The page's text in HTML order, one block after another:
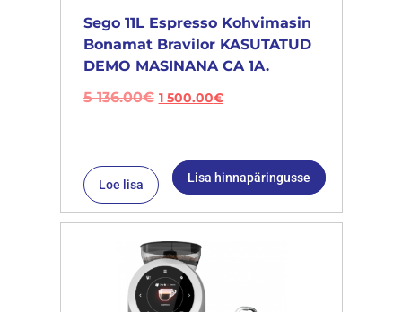
Sego 11L Espresso Kohvimasin
Bonamat Bravilor KASUTATUD
DEMO MASINANA CA 1A.
5 136.00€ 1 500.00€
Loe lisa Lisa hinnapäringusse